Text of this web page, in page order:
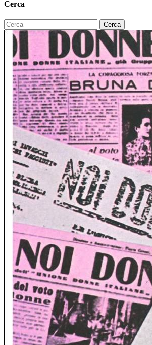
Cerca